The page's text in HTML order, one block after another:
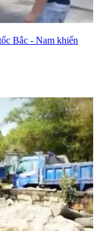
Bắc - Nam khiến